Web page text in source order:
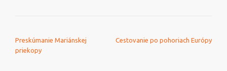
Preskúmanie Mariánskej
priekopy
Cestovanie po pohoriach Európy